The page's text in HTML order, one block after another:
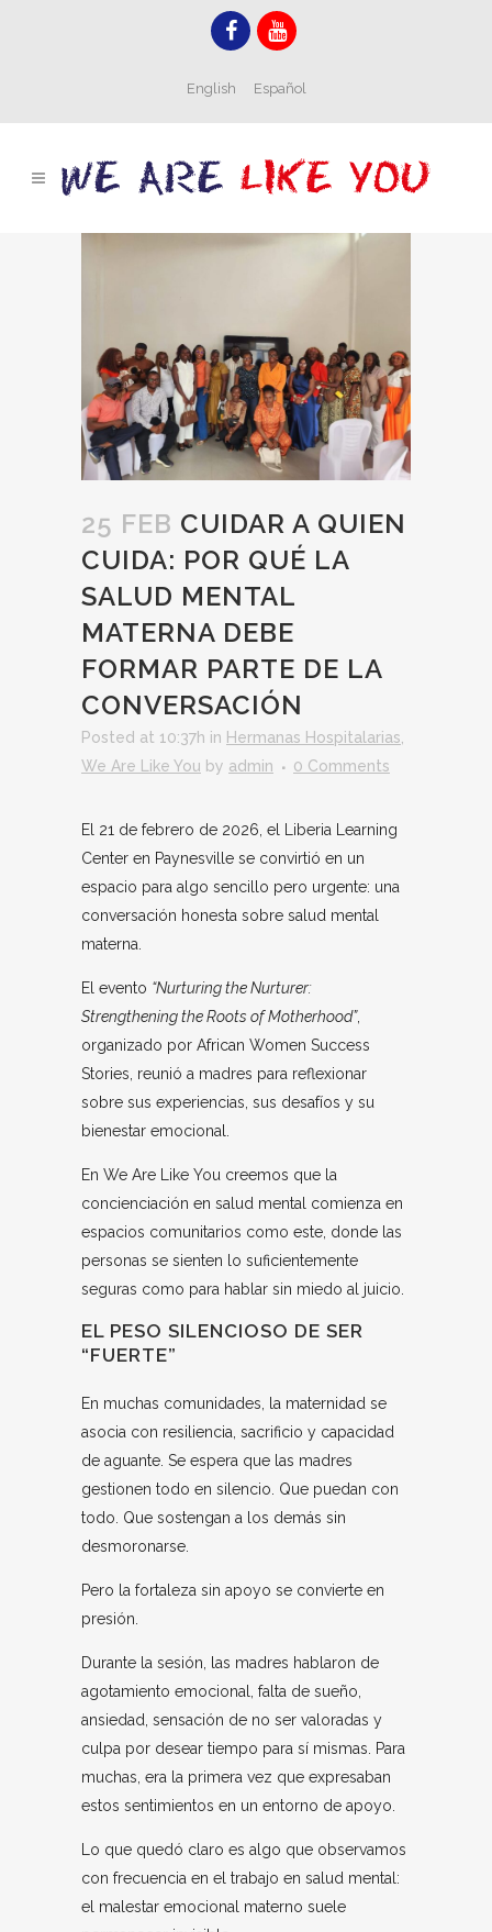
English Español
25 FEB CUIDAR A QUIEN
CUIDA: POR QUÉ LA
SALUD MENTAL
MATERNA DEBE
FORMAR PARTE DE LA
CONVERSACIÓN
Posted at 10:37h in Hermanas Hospitalarias
We Are Like You by admin 0 Comments
El 21 de febrero de 2026, el Liberia Learning
Center en Paynesville se convirtió en un
espacio para algo sencillo pero urgente: una
conversación honesta sobre salud mental
materna.
El evento “Nurturing the Nurturer:
Strengthening the Roots of Motherhood”,
organizado por African Women Success
Stories, reunió a madres para reflexionar
sobre sus experiencias, sus desafíos y su
bienestar emocional.
En We Are Like You creemos que la
concienciación en salud mental comienza en
espacios comunitarios como este, donde las
personas se sienten lo suficientemente
seguras como para hablar sin miedo al juicio.
EL PESO SILENCIOSO DE SER
“FUERTE”
En muchas comunidades, la maternidad se
asocia con resiliencia, sacrificio y capacidad
de aguante. Se espera que las madres
gestionen todo en silencio. Que puedan con
todo. Que sostengan a los demás sin
desmoronarse.
Pero la fortaleza sin apoyo se convierte en
presión.
Durante la sesión, las madres hablaron de
agotamiento emocional, falta de sueño,
ansiedad, sensación de no ser valoradas y
culpa por desear tiempo para sí mismas. Para
muchas, era la primera vez que expresaban
estos sentimientos en un entorno de apoyo.
Lo que quedó claro es algo que observamos
con frecuencia en el trabajo en salud mental:
el malestar emocional materno suele